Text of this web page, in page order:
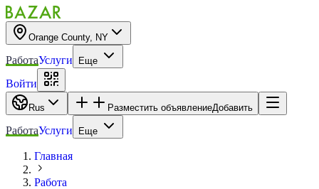
Orange County, NY
РаботаУслуги Еще
Войти
Rus Разместить объявлениеДобавить
РаботаУслуги Еще
Главная
Работа